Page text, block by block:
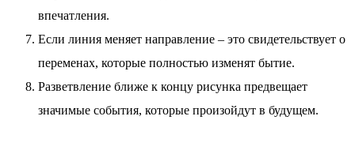
впечатления.
Если линия меняет направление – это свидетельствует о
переменах, которые полностью изменят бытие.
Разветвление ближе к концу рисунка предвещает
значимые события, которые произойдут в будущем.